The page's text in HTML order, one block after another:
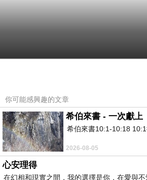
你可能感興趣的文章
希伯來書 - 一次獻上
希伯來書10:1-10:18
2026-08-05
心安理得
在幻相和現實之間，我的選擇是你，在愛與